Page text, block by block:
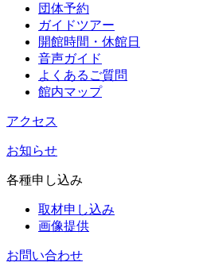
団体予約
ガイドツアー
開館時間・休館日
音声ガイド
よくあるご質問
館内マップ
アクセス
お知らせ
各種申し込み
取材申し込み
画像提供
お問い合わせ